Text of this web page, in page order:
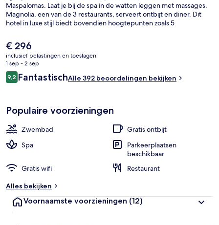
Maspalomas. Laat je bij de spa in de watten leggen met massages.
Magnolia, een van de 3 restaurants, serveert ontbijt en diner. Dit
hotel in luxe stijl biedt bovendien hoogtepunten zoals 5
fitnesscentrum.
De
huidige
prijs
is
€ 296
€ 296
inclusief belastingen en toeslagen
1 sep - 2 sep
Beoordelingen
9,29,2 op 10 –
FantastischAlle 392 beoordelingen bekijken
Populaire voorzieningen
Zwembad
Gratis ontbijt
Spa
Parkeerplaatsen
beschikbaar
Gratis wifi
Restaurant
Alles bekijken
Voornaamste voorzieningen (12)